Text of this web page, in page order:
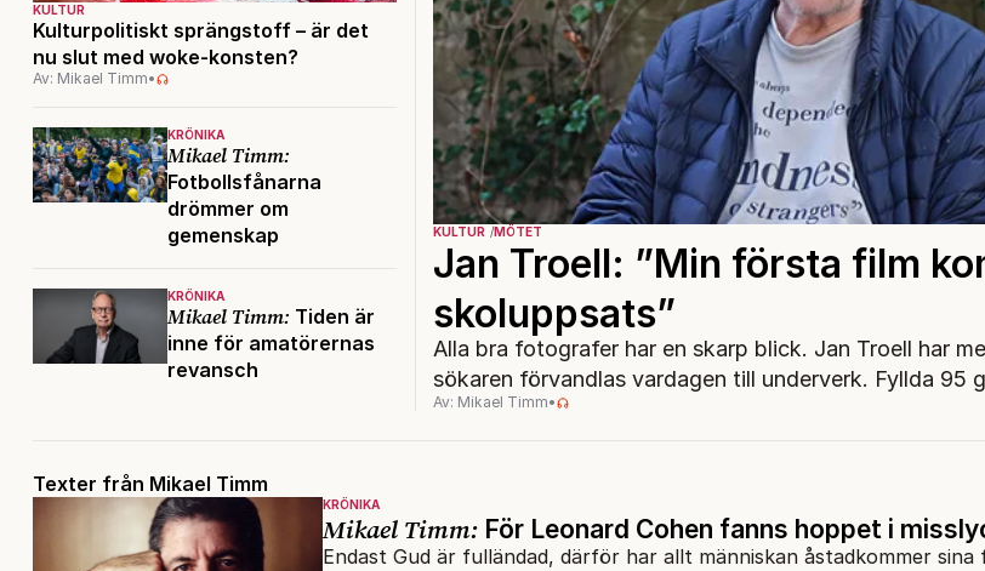
KULTUR
Kulturpolitiskt sprängstoff – är det
nu slut med woke-konsten?
Av: Mikael Timm•
KRÖNIKA
Mikael Timm:
Fotbollsfånarna
drömmer om
gemenskap
KRÖNIKA
Mikael Timm: Tiden är
inne för amatörernas
revansch
KULTUR MÖTET
Jan Troell: ”Min första film
skoluppsats”
Alla bra fotografer har en skarp blick. Jan Troell har
sökaren förvandlas vardagen till underverk. Fyllda 95
Av: Mikael Timm•
Texter från Mikael Timm
KRÖNIKA
Mikael Timm: För Leonard Cohen fanns hoppet i
Endast Gud är fulländad, därför har allt människan åstadkommer